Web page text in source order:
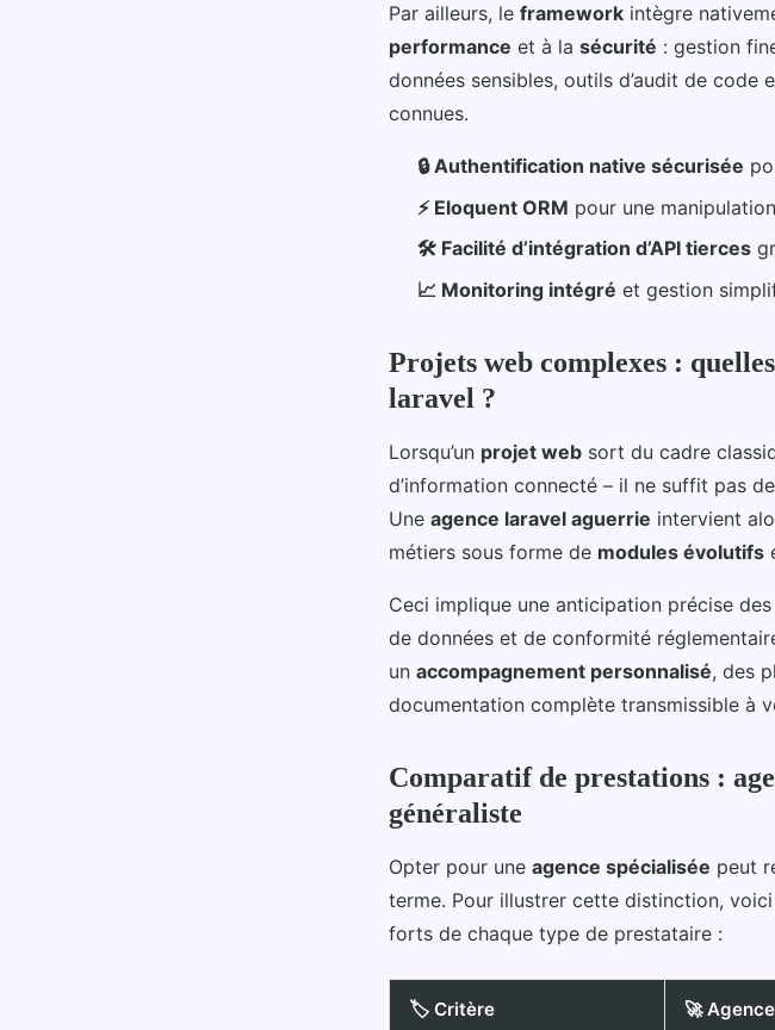
Par ailleurs, le framework intègre
performance et à la sécurité : gestion
données sensibles, outils d’audit de
connues.
🔒 Authentification native sécurisée
⚡ Eloquent ORM pour une
🛠️ Facilité d’intégration d’API tierces
📈 Monitoring intégré et gestion
Projets web complexes :
laravel ?
Lorsqu’un projet web sort du cadre
d’information connecté – il ne suffit pas
Une agence laravel aguerrie intervient
métiers sous forme de modules évolutifs
Ceci implique une anticipation précise
de données et de conformité
un accompagnement personnalisé, des
documentation complète transmissible à
Comparatif de prestations :
généraliste
Opter pour une agence spécialisée peut
terme. Pour illustrer cette distinction,
forts de chaque type de prestataire :
🏷️ Critère 🚀